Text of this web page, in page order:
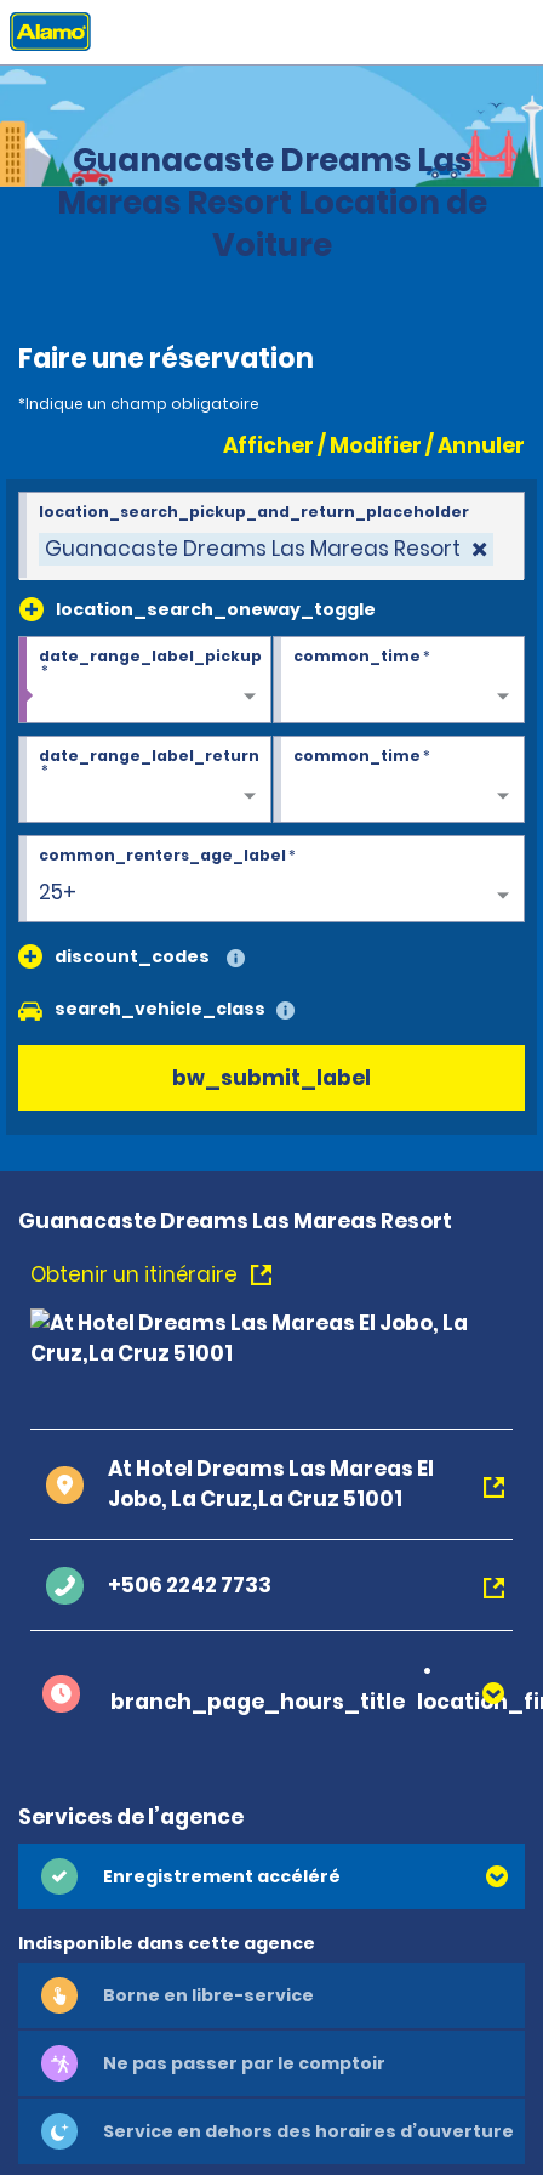
Accueil Agences
Guanacaste Dreams Las
Mareas Resort Location de
Voiture
Faire une réservation
*Indique un champ obligatoire
Afficher / Modifier / Annuler
Guanacaste Dreams Las Mareas Resort
location_search_oneway_toggle
location_search_pickup_and_return_placeholder
date_range_label_pickup
*
common_time*
date_range_label_return
*
common_time*
25+
common_renters_age_label*
discount_codes
search_vehicle_class
bw_submit_label
Guanacaste Dreams Las Mareas Resort
Obtenir un itinéraire
At Hotel Dreams Las Mareas El
Jobo, La Cruz,La Cruz 51001
+506 2242 7733
branch_page_hours_title
Services de l’agence
Enregistrement accéléré
Indisponible dans cette agence
Borne en libre-service
Ne pas passer par le comptoir
Service en dehors des horaires d’ouverture